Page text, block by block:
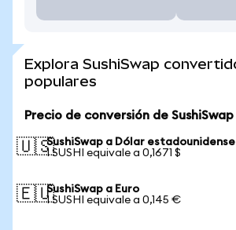
Explora SushiSwap
populares
Precio de conversión de
🇺🇸SushiSwap a Dólar estadounidense
1 SUSHI equivale a 0,1671 $
🇪🇺SushiSwap a Euro
1 SUSHI equivale a 0,145 €